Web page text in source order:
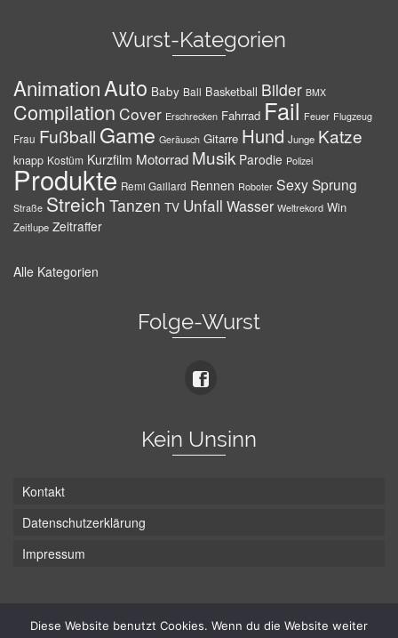
Wurst-Kategorien
AnimationAuto Baby Ball Basketball Bilder BMX
Compilation Cover Erschrecken Fahrrad Fail Feuer Flugzeug
Frau Fußball Game Geräusch Gitarre Hund Junge Katze
knapp Kostüm Kurzfilm Motorrad Musik Parodie Polizei
Produkte Remi Gaillard Rennen Roboter SexySprung
Straße Streich Tanzen TV Unfall Wasser Weltrekord Win
Zeitlupe Zeitraffer
Alle Kategorien
Folge-Wurst
Kein Unsinn
Kontakt
Datenschutzerklärung
Impressum
Diese Website benutzt Cookies. Wenn du die Website weiter